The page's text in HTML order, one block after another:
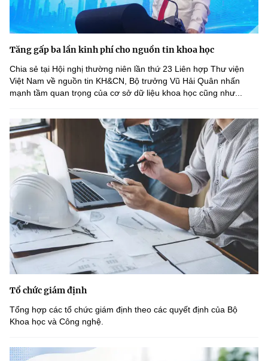
Tăng gấp ba lần kinh phí cho nguồn tin khoa học
Chia sẻ tại Hội nghị thường niên lần thứ 23 Liên hợp Thư viện
Việt Nam về nguồn tin KH&CN, Bộ trưởng Vũ Hải Quân nhấn
mạnh tầm quan trọng của cơ sở dữ liệu khoa học cũng như...
Tổ chức giám định
Tổng hợp các tổ chức giám định theo các quyết định của Bộ
Khoa học và Công nghệ.